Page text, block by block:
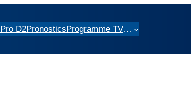
Pro D2PronosticsProgramme TV…